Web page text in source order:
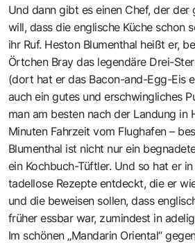
Und dann gibt es einen Chef, der der
will, dass die englische Küche schon
ihr Ruf. Heston Blumenthal heißt er,
Örtchen Bray das legendäre Drei-
(dort hat er das Bacon-and-Egg-Eis
auch ein gutes und erschwingliches
man am besten nach der Landung in
Minuten Fahrzeit vom Flughafen –
Blumenthal ist nicht nur ein
ein Kochbuch-Tüftler. Und so hat er
tadellose Rezepte entdeckt, die er
und die beweisen sollen, dass
früher essbar war, zumindest in
Im schönen „Mandarin Oriental“